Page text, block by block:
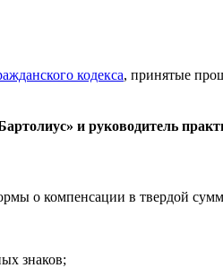
кодекса, принятые
и руководитель
о компенсации в твердой
знаков;